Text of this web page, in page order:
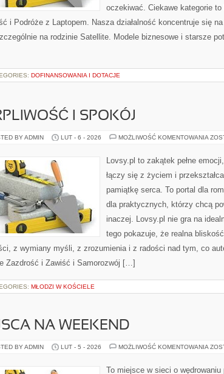
oczekiwać. Ciekawe kategorie
i Podróże z Laptopem. Nasza działalność koncentruje się
na rodzinie Satellite. Modele biznesowe i starsze
DOFINANSOWANIA I DOTACJE
I SPOKÓJ
BY ADMIN LUT - 6 - 2026 MOŻLIWOŚĆ KOMENTOWANIA
Lovsy.pl to zakątek pełne
łączy się z życiem i
pamiątkę serca. To portal dla
dla praktycznych, którzy chcą
inaczej. Lovsy.pl nie gra na
tego pokazuje, że realna
z wymiany myśli, z zrozumienia i z radości nad tym, co
Zazdrość i Zawiść i Samorozwój […]
MŁODZI W KOŚCIELE
NA WEEKEND
BY ADMIN LUT - 5 - 2026 MOŻLIWOŚĆ KOMENTOWANIA
To miejsce w sieci o